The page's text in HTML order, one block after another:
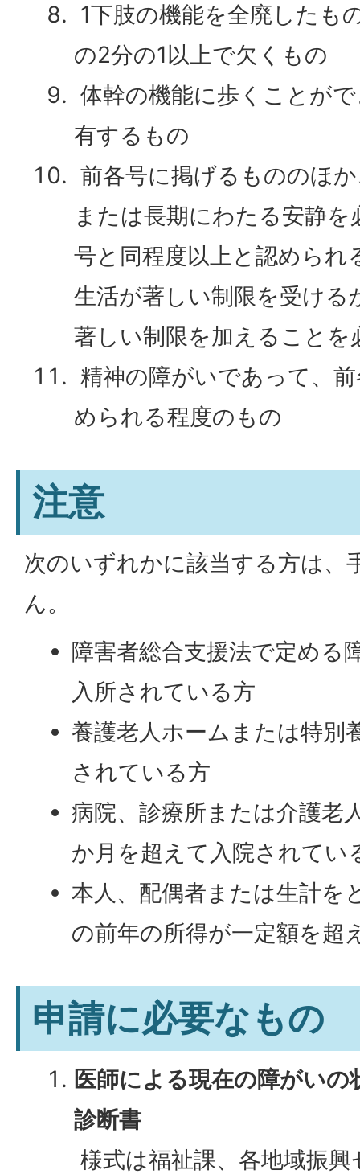
1下肢の機能を全廃したも
の2分の1以上で欠くもの
体幹の機能に歩くことが
有するもの
前各号に掲げるもののほ
または長期にわたる安静
号と同程度以上と認められ
生活が著しい制限を受ける
著しい制限を加えること
精神の障がいであって、
められる程度のもの
注意
次のいずれかに該当する方は、
ん。
障害者総合支援法で定める
入所されている方
養護老人ホームまたは特別
されている方
病院、診療所または介護老
か月を超えて入院されてい
本人、配偶者または生計を
の前年の所得が一定額を超
申請に必要なもの
医師による現在の障がい
診断書
様式は福祉課、各地域振